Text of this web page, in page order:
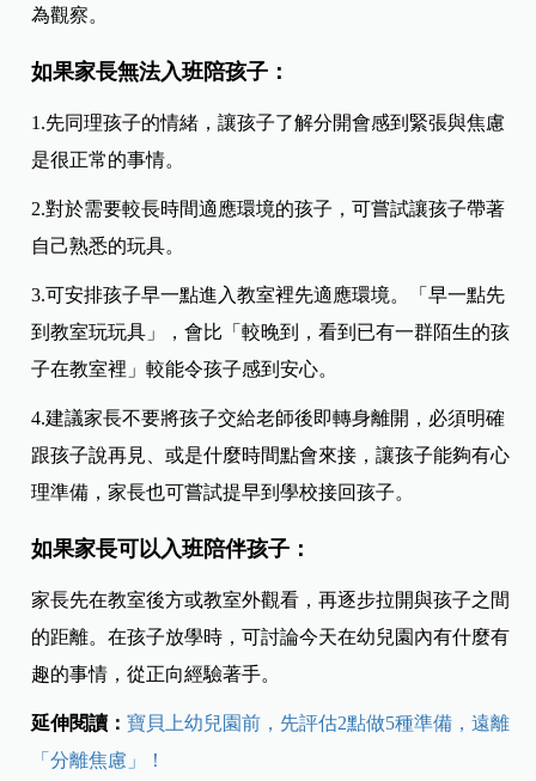
為觀察。
如果家長無法入班陪孩子：
1.先同理孩子的情緒，讓孩子了解分開會感到緊張與焦慮
是很正常的事情。
2.對於需要較長時間適應環境的孩子，可嘗試讓孩子帶著
自己熟悉的玩具。
3.可安排孩子早一點進入教室裡先適應環境。「早一點先
到教室玩玩具」，會比「較晚到，看到已有一群陌生的孩
子在教室裡」較能令孩子感到安心。
4.建議家長不要將孩子交給老師後即轉身離開，必須明確
跟孩子說再見、或是什麼時間點會來接，讓孩子能夠有心
理準備，家長也可嘗試提早到學校接回孩子。
如果家長可以入班陪伴孩子：
家長先在教室後方或教室外觀看，再逐步拉開與孩子之間
的距離。在孩子放學時，可討論今天在幼兒園內有什麼有
趣的事情，從正向經驗著手。
延伸閱讀：寶貝上幼兒園前，先評估2點做5種準備，遠離
「分離焦慮」！